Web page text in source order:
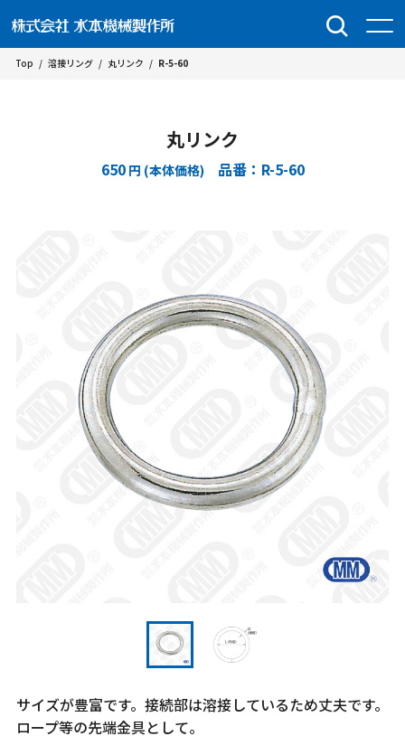
Top / 溶接リング / 丸リンク / R-5-60
丸リンク
650 円 (本体価格) 品番：R-5-60
サイズが豊富です。接続部は溶接しているため丈夫です。
ロープ等の先端金具として。